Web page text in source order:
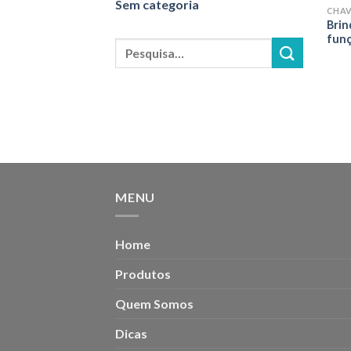
Sem categoria
Pesquisar
por:
MENU
Home
Produtos
Quem Somos
Dicas